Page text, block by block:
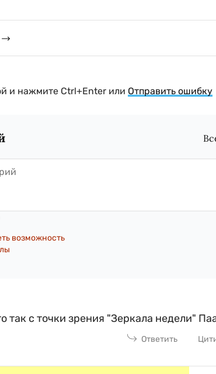
и нажмите Ctrl+Enter или Отправить ошибку
возможность
так с точки зрения "Зеркала недели"
Ответить